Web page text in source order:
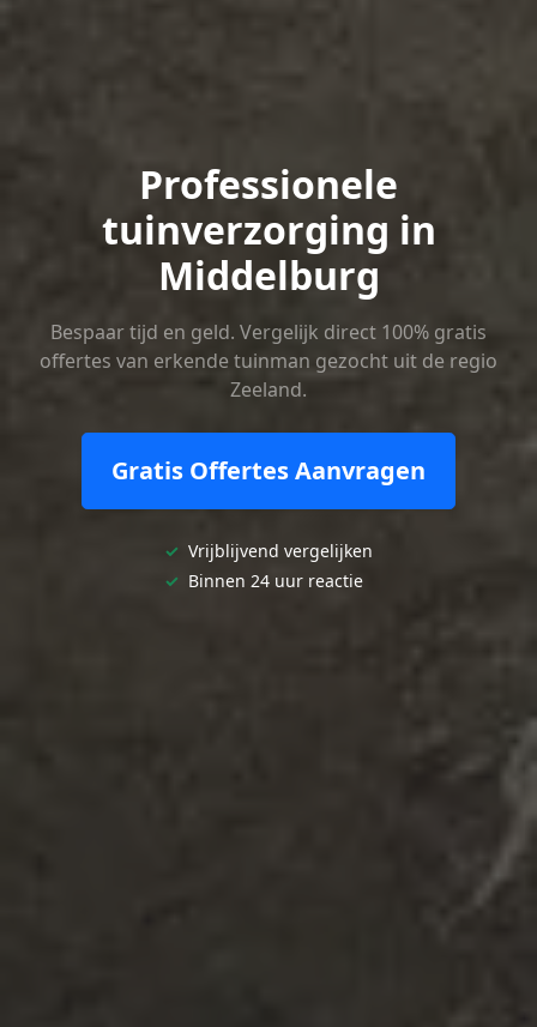
Professionele
tuinverzorging in
Middelburg
Bespaar tijd en geld. Vergelijk direct 100% gratis
offertes van erkende tuinman gezocht uit de regio
Zeeland.
Gratis Offertes Aanvragen
✓ Vrijblijvend vergelijken
✓ Binnen 24 uur reactie